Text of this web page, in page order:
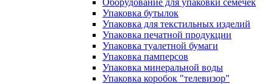
Оборудование для упаковки семечек
Упаковка бутылок
Упаковка для текстильных изделий
Упаковка печатной продукции
Упаковка туалетной бумаги
Упаковка памперсов
Упаковка минеральной воды
Упаковка коробок "телевизор"